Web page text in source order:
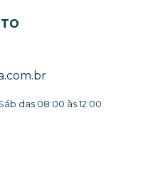
das 08:00 às 12:00